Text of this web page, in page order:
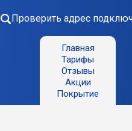
Проверить адрес
Главная
Тарифы
Отзывы
Акции
Покрытие